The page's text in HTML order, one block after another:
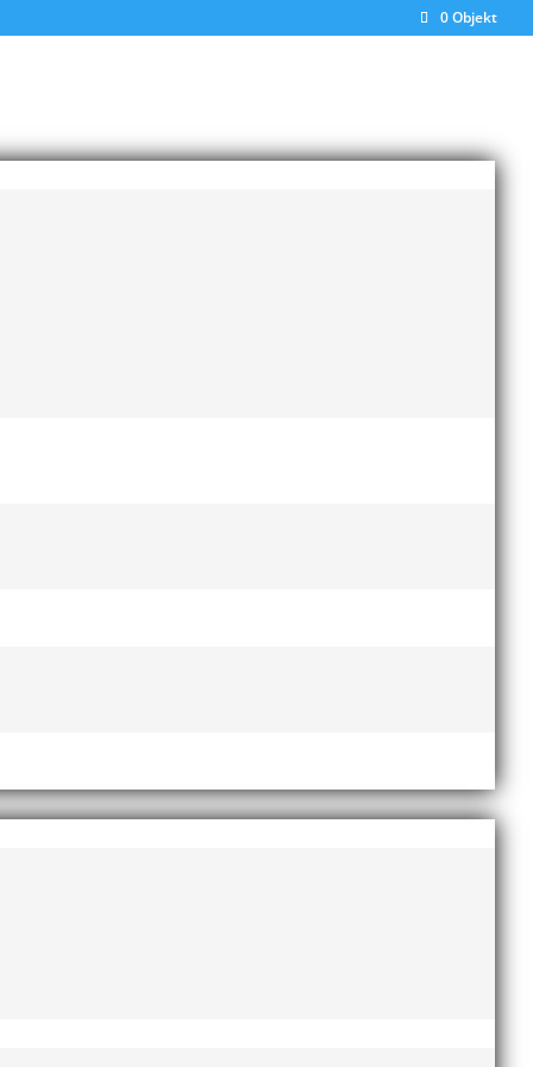
0 Objekt
vann sitt häcklopp på 8.58 och Nick
om 12 dagar!
har bland annat fungerat som tränare inom